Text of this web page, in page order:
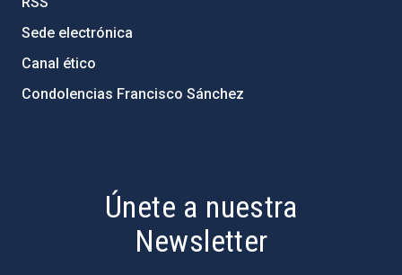
Sede electrónica
Canal ético
Condolencias Francisco Sánchez
Únete a nuestra
Newsletter